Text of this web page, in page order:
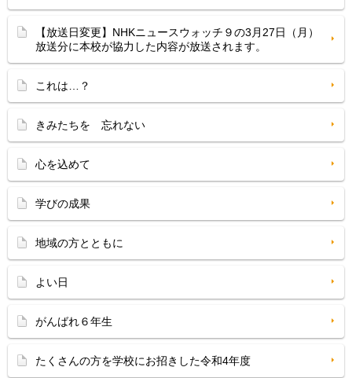
【放送日変更】NHKニュースウォッチ９の3月27日（月）
放送分に本校が協力した内容が放送されます。
これは…？
きみたちを 忘れない
心を込めて
学びの成果
地域の方とともに
よい日
がんばれ６年生
たくさんの方を学校にお招きした令和4年度